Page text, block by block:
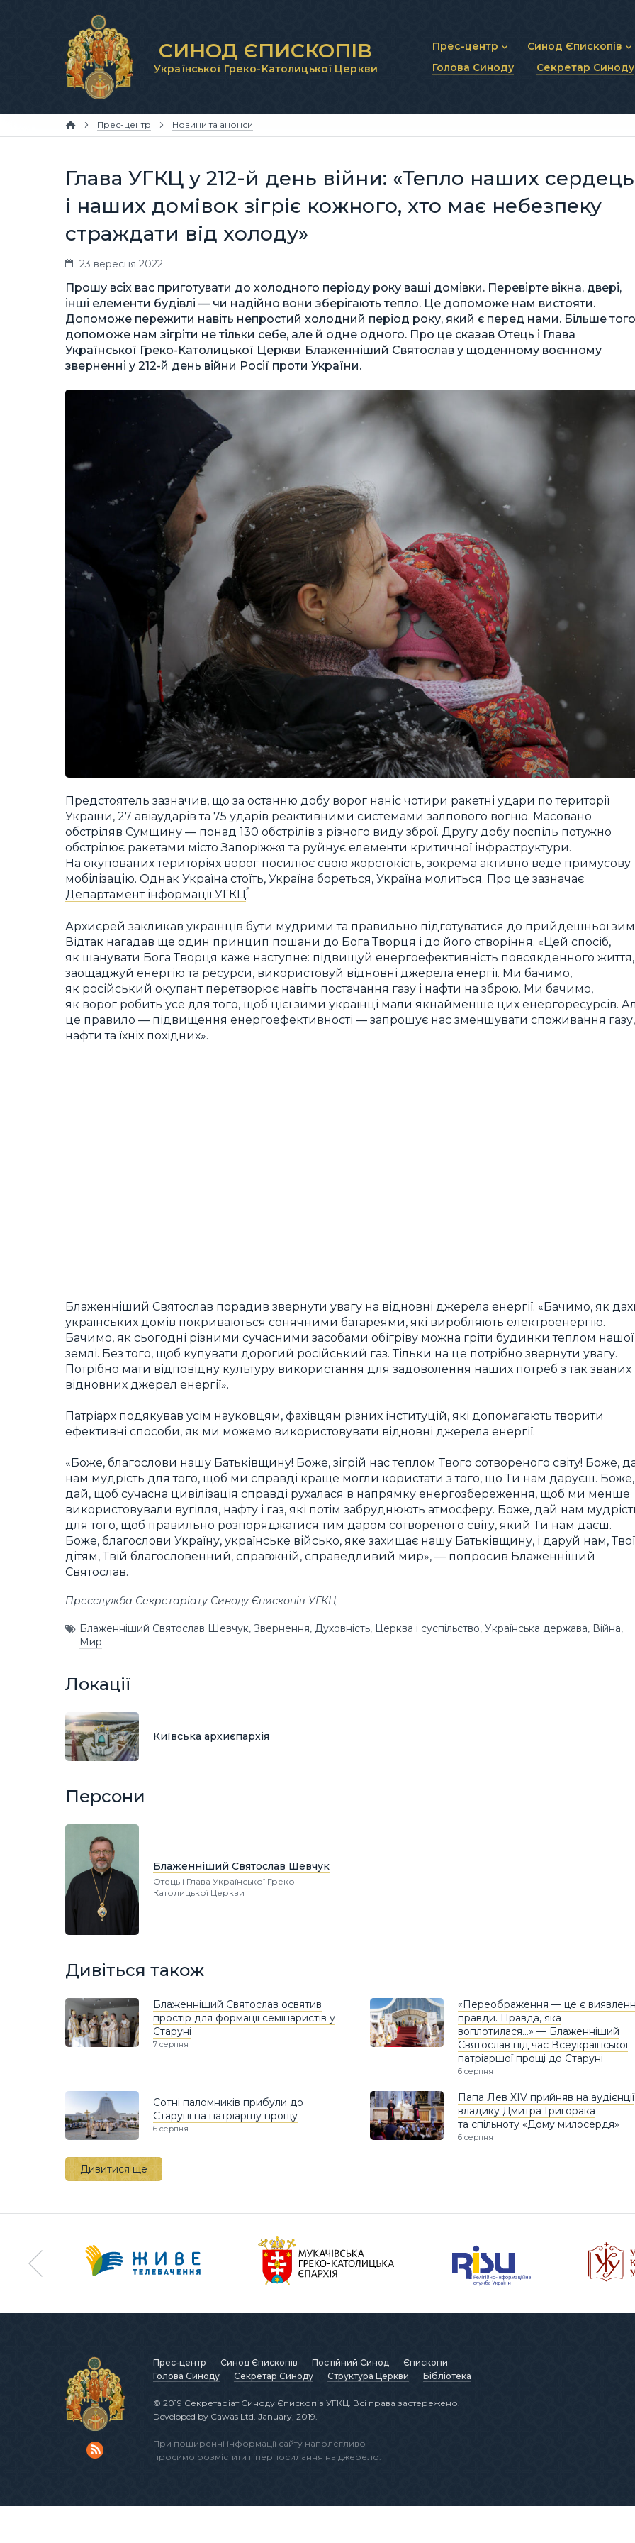
СИНОД ЄПИСКОПІВ
Української Греко-Католицької Церкви
Прес-центр
Новини та анонси
Синод Єпископів
Статут Синоду
Синодальні органи
Голова Синоду Секретар Синоду
Прес-центр Новини та анонси
Глава УГКЦ у 212-й день війни: «Тепло наших сердець
і наших домівок зігріє кожного, хто має небезпеку
страждати від холоду»
23 вересня 2022
Прошу всіх вас приготувати до холодного періоду року ваші домівки. Перевірте вікна, двері,
інші елементи будівлі — чи надійно вони зберігають тепло. Це допоможе нам вистояти.
Допоможе пережити навіть непростий холодний період року, який є перед нами. Більше
допоможе нам зігріти не тільки себе, але й одне одного. Про це сказав Отець і Глава
Української Греко-Католицької Церкви Блаженніший Святослав у щоденному воєнному
зверненні у 212-й день війни Росії проти України.
Предстоятель зазначив, що за останню добу ворог наніс чотири ракетні удари по території
України, 27 авіаударів та 75 ударів реактивними системами залпового вогню. Масовано
обстріляв Сумщину — понад 130 обстрілів з різного виду зброї. Другу добу поспіль потужно
обстрілює ракетами місто Запоріжжя та руйнує елементи критичної інфраструктури.
На окупованих територіях ворог посилює свою жорстокість, зокрема активно веде примусову
мобілізацію. Однак Україна стоїть, Україна бореться, Україна молиться. Про це зазначає
Департамент інформації УГКЦ.
Архиєрей закликав українців бути мудрими та правильно підготуватися до прийдешньої
Відтак нагадав ще один принцип пошани до Бога Творця і до його створіння. «Цей спосіб,
як шанувати Бога Творця каже наступне: підвищуй енергоефективність повсякденного життя,
заощаджуй енергію та ресурси, використовуй відновні джерела енергії. Ми бачимо,
як російський окупант перетворює навіть постачання газу і нафти на зброю. Ми бачимо,
як ворог робить усе для того, щоб цієї зими українці мали якнайменше цих енергоресурсів.
це правило — підвищення енергоефективності — запрошує нас зменшувати споживання газу,
нафти та їхніх похідних».
Блаженніший Святослав порадив звернути увагу на відновні джерела енергії. «Бачимо, як
українських домів покриваються сонячними батареями, які виробляють електроенергію.
Бачимо, як сьогодні різними сучасними засобами обігріву можна гріти будинки теплом нашої
землі. Без того, щоб купувати дорогий російський газ. Тільки на це потрібно звернути увагу.
Потрібно мати відповідну культуру використання для задоволення наших потреб з так званих
відновних джерел енергії».
Патріарх подякував усім науковцям, фахівцям різних інституцій, які допомагають творити
ефективні способи, як ми можемо використовувати відновні джерела енергії.
«Боже, благослови нашу Батьківщину! Боже, зігрій нас теплом Твого сотвореного світу! Боже,
нам мудрість для того, щоб ми справді краще могли користати з того, що Ти нам даруєш. Боже,
дай, щоб сучасна цивілізація справді рухалася в напрямку енергозбереження, щоб ми менше
використовували вугілля, нафту і газ, які потім забруднюють атмосферу. Боже, дай нам
для того, щоб правильно розпоряджатися тим даром сотвореного світу, який Ти нам даєш.
Боже, благослови Україну, українське військо, яке захищає нашу Батьківщину, і даруй нам,
дітям, Твій благословенний, справжній, справедливий мир», — попросив Блаженніший
Святослав.
Пресслужба Секретаріату Синоду Єпископів УГКЦ
Блаженніший Святослав Шевчук, Звернення, Духовність, Церква і суспільство, Українська держава, Війна,
Мир
Локації
Київська архиєпархія
Персони
Блаженніший Святослав Шевчук
Отець і Глава Української Греко-
Католицької Церкви
Дивіться також
Блаженніший Святослав освятив
простір для формації семінаристів у
Старуні
7 серпня
«Переображення — це є
правди. Правда, яка
воплотилася…» — Блаженніший
Святослав під час Всеукраїнської
патріаршої прощі до Старуні
6 серпня
Сотні паломників прибули до
Старуні на патріаршу прощу
6 серпня
Папа Лев XIV прийняв на аудієнції
владику Дмитра Григорака
та спільноту «Дому милосердя»
6 серпня
Дивитися ще
Прес-центр Синод Єпископів Постійний Синод
Єпископи
Голова Синоду
Секретар Синоду Структура Церкви Бібліотека
© 2019 Секретаріат Синоду Єпископів УГКЦ. Всі права застережено.
Developed by Cawas Ltd . January, 2019.
При поширенні інформації сайту наполегливо
просимо розмістити гіперпосилання на джерело.